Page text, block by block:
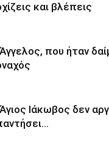
και βλέπεις
που ήταν
Ιάκωβος δεν